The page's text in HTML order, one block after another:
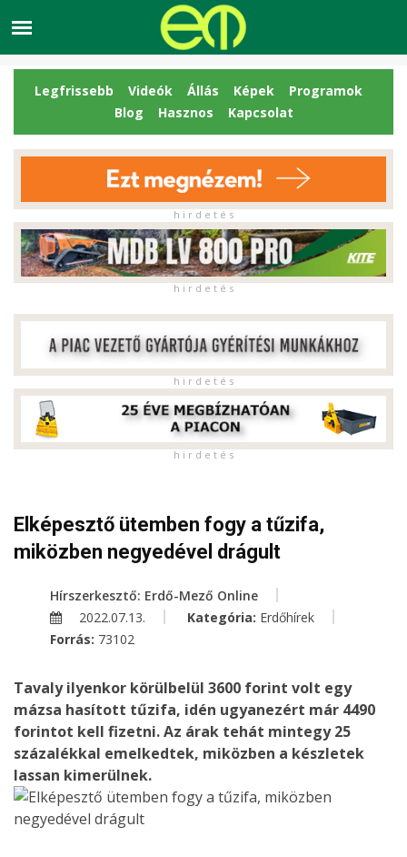
Legfrissebb Videók Állás Képek
Programok
Blog
Hasznos Kapcsolat
h i r d e t é s
h i r d e t é s
h i r d e t é s
h i r d e t é s
Elképesztő ütemben fogy a tűzifa,
miközben negyedével drágult
Hírszerkesztő: Erdő-Mező Online
2022.07.13.
Kategória: Erdőhírek
Forrás: 73102
Tavaly ilyenkor körülbelül 3600 forint volt egy
mázsa hasított tűzifa, idén ugyanezért már 4490
forintot kell fizetni. Az árak tehát mintegy 25
százalékkal emelkedtek, miközben a készletek
lassan kimerülnek.